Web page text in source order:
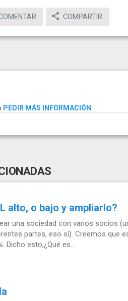
COMPARTIR
PEDIR MÁS INFORMACIÓN
alto, o bajo y ampliarlo?
una sociedad con varios socios
partes, eso sí). Creemos que
Dicho esto,¿Qué es...